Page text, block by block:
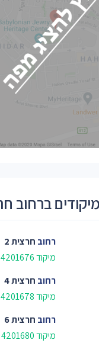
ברחוב
רחוב חרצית 2
מיקוד 4201676
רחוב חרצית 4
מיקוד 4201678
רחוב חרצית 6
מיקוד 4201680